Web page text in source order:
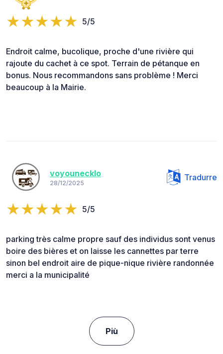
5/5
Endroit calme, bucolique, proche d'une rivière qui
rajoute du cachet à ce spot. Terrain de pétanque en
bonus. Nous recommandons sans problème ! Merci
beaucoup à la Mairie.
voyounecklo
28/12/2025
Tradurre
5/5
parking très calme propre sauf des individus sont venus
boire des bières et on laisse les cannettes par terre
sinon bel endroit aire de pique-nique rivière randonnée
merci a la municipalité
Più